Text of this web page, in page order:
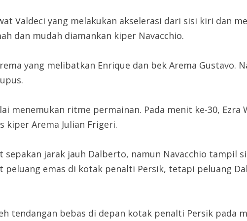
Valdeci yang melakukan akselerasi dari sisi kiri dan
dan mudah diamankan kiper Navacchio.
yang melibatkan Enrique dan bek Arema Gustavo.
menemukan ritme permainan. Pada menit ke-30, Ezra
Arema Julian Frigeri.
jarak jauh Dalberto, namun Navacchio tampil
emas di kotak penalti Persik, tetapi peluang
tendangan bebas di depan kotak penalti Persik pada